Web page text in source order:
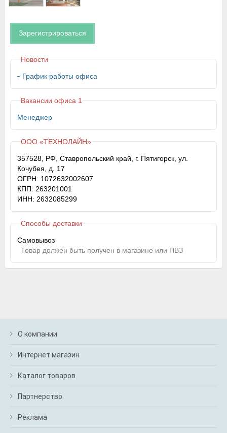
Зарегистрироваться
Новости
График работы офиса
Вакансии офиса 1
Менеджер
ООО «ТЕХНОЛАЙН»
357528, РФ, Ставропольский край, г. Пятигорск, ул.
Кочубея, д. 17
ОГРН: 1072632002607
КПП: 263201001
ИНН: 2632085299
Способы доставки
Самовывоз
Товар должен быть получен в магазине или ПВЗ
О компании
Интернет магазин
Каталог товаров
Партнерство
Реклама